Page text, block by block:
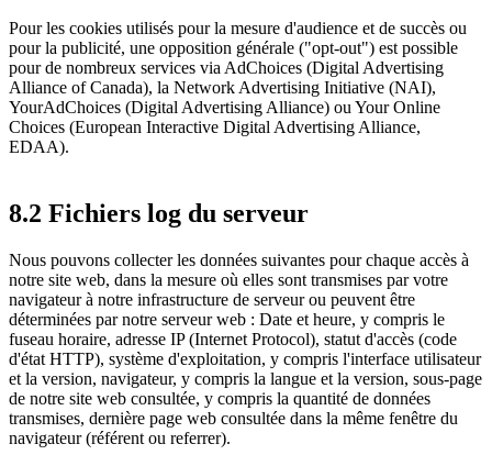
Pour les cookies utilisés pour la mesure d'audience et de succès ou
pour la publicité, une opposition générale ("opt-out") est possible
pour de nombreux services via AdChoices (Digital Advertising
Alliance of Canada), la Network Advertising Initiative (NAI),
YourAdChoices (Digital Advertising Alliance) ou Your Online
Choices (European Interactive Digital Advertising Alliance,
EDAA).
8.2 Fichiers log du serveur
Nous pouvons collecter les données suivantes pour chaque accès à
notre site web, dans la mesure où elles sont transmises par votre
navigateur à notre infrastructure de serveur ou peuvent être
déterminées par notre serveur web : Date et heure, y compris le
fuseau horaire, adresse IP (Internet Protocol), statut d'accès (code
d'état HTTP), système d'exploitation, y compris l'interface utilisateur
et la version, navigateur, y compris la langue et la version, sous-page
de notre site web consultée, y compris la quantité de données
transmises, dernière page web consultée dans la même fenêtre du
navigateur (référent ou referrer).